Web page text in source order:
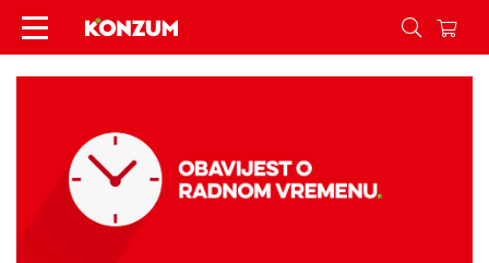
Radno vrijeme prodavaonica u Primorsko-